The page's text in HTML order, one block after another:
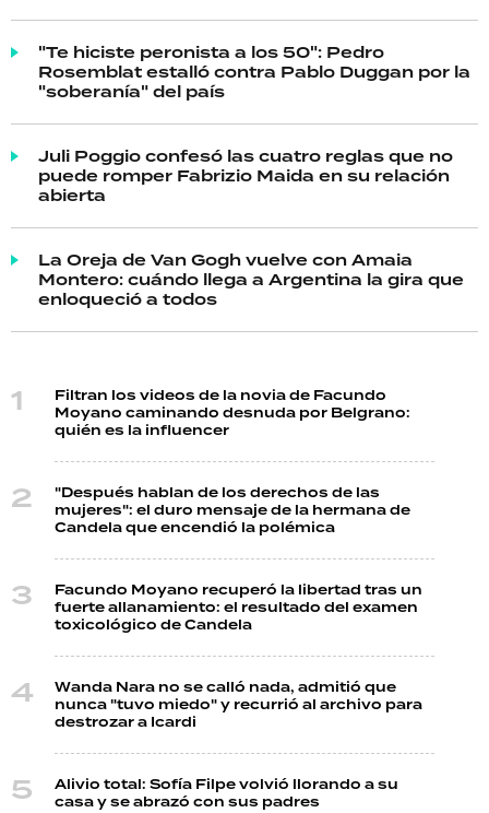
"Te hiciste peronista a los 50": Pedro
Rosemblat estalló contra Pablo Duggan por la
"soberanía" del país
Juli Poggio confesó las cuatro reglas que no
puede romper Fabrizio Maida en su relación
abierta
La Oreja de Van Gogh vuelve con Amaia
Montero: cuándo llega a Argentina la gira que
enloqueció a todos
Filtran los videos de la novia de Facundo
Moyano caminando desnuda por Belgrano:
quién es la influencer
"Después hablan de los derechos de las
mujeres": el duro mensaje de la hermana de
Candela que encendió la polémica
Facundo Moyano recuperó la libertad tras un
fuerte allanamiento: el resultado del examen
toxicológico de Candela
Wanda Nara no se calló nada, admitió que
nunca "tuvo miedo" y recurrió al archivo para
destrozar a Icardi
Alivio total: Sofía Filpe volvió llorando a su
casa y se abrazó con sus padres